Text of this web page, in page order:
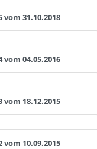
31.10.2018
04.05.2016
18.12.2015
10.09.2015